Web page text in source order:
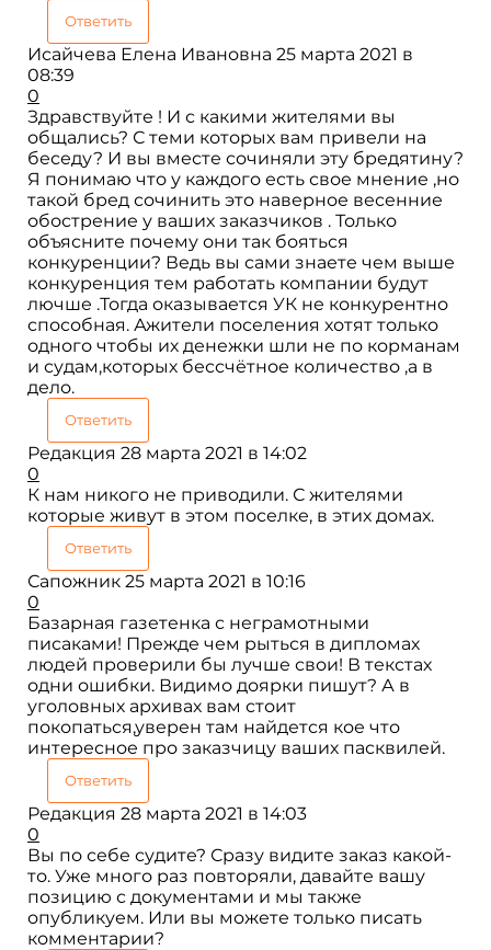
Ответить
Исайчева Елена Ивановна 25 марта 2021 в
08:39
0
Здравствуйте ! И с какими жителями вы
общались? С теми которых вам привели на
беседу? И вы вместе сочиняли эту бредятину?
Я понимаю что у каждого есть свое мнение ,но
такой бред сочинить это наверное весенние
обострение у ваших заказчиков . Только
объясните почему они так бояться
конкуренции? Ведь вы сами знаете чем выше
конкуренция тем работать компании будут
лючше .Тогда оказывается УК не конкурентно
способная. Ажители поселения хотят только
одного чтобы их денежки шли не по корманам
и судам,которых бессчётное количество ,а в
дело.
Ответить
Редакция 28 марта 2021 в 14:02
0
К нам никого не приводили. С жителями
которые живут в этом поселке, в этих домах.
Ответить
Сапожник 25 марта 2021 в 10:16
0
Базарная газетенка с неграмотными
писаками! Прежде чем рыться в дипломах
людей проверили бы лучше свои! В текстах
одни ошибки. Видимо доярки пишут? А в
уголовных архивах вам стоит
покопаться,уверен там найдется кое что
интересное про заказчицу ваших пасквилей.
Ответить
Редакция 28 марта 2021 в 14:03
0
Вы по себе судите? Сразу видите заказ какой-
то. Уже много раз повторяли, давайте вашу
позицию с документами и мы также
опубликуем. Или вы можете только писать
комментарии?